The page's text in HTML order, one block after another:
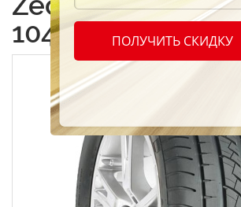
104V
ПОЛУЧИТЬ СКИДКУ